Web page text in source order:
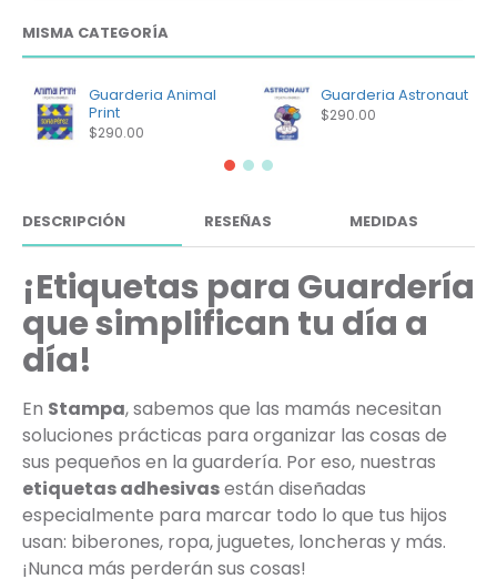
MISMA CATEGORÍA
Guarderia Animal
Print
$290.00
Guarderia Astronaut
$290.00
DESCRIPCIÓN RESEÑAS MEDIDAS
¡Etiquetas para Guardería
que simplifican tu día a
día!
En Stampa, sabemos que las mamás necesitan
soluciones prácticas para organizar las cosas de
sus pequeños en la guardería. Por eso, nuestras
etiquetas adhesivasestán diseñadas
especialmente para marcar todo lo que tus hijos
usan: biberones, ropa, juguetes, loncheras y más.
¡Nunca más perderán sus cosas!